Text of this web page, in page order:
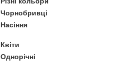
Чорнобривці
Насіння
Квіти
Однорічні